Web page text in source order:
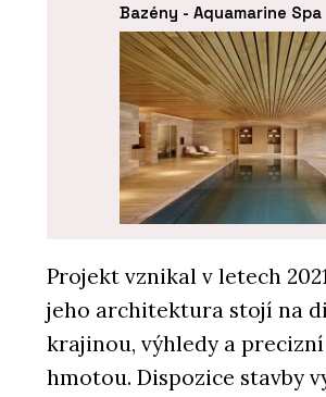
Bazény - Aquamarine Spa
ČLÁNKY
zpět. Nové lázně v hotelu
Projekt vznikal v letech
jeho architektura stojí na
krajinou, výhledy a
hmotou. Dispozice stavby